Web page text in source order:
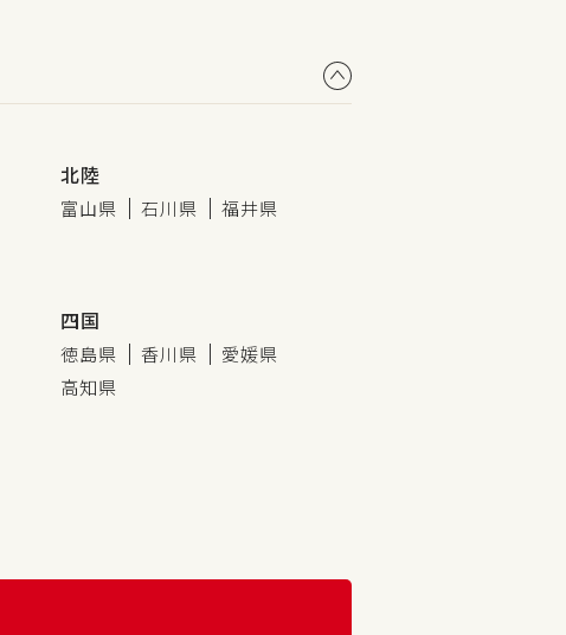
北陸
富山県 石川県 福井県
四国
徳島県 香川県
愛媛県
高知県